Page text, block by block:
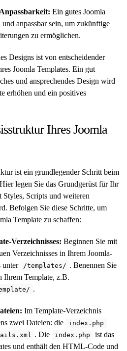
Ein gutes Joomla
anpassbar sein, um zukünftige
zu ermöglichen.
Designs ist von entscheidender
Joomla Templates. Ein gut
und ansprechendes Design wird
erhöhen und ein positives
Ihres Joomla
ist ein grundlegender Schritt beim
legen Sie das Grundgerüst für Ihr
Styles, Scripts und weiteren
Befolgen Sie diese Schritte, um
Template zu schaffen:
Verzeichnisses: Beginnen Sie mit
Verzeichnisses in Ihrem Joomla-
unter
/templates/ . Benennen Sie
Ihrem Template, z.B.
.
Im Template-Verzeichnis
zwei Dateien: die
index.php
. Die index.php
ist das
und enthält den HTML-Code und